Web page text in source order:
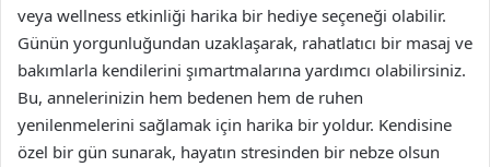
veya wellness etkinliği harika bir hediye seçeneği olabilir.
Günün yorgunluğundan uzaklaşarak, rahatlatıcı bir masaj ve
bakımlarla kendilerini şımartmalarına yardımcı olabilirsiniz.
Bu, annelerinizin hem bedenen hem de ruhen
yenilenmelerini sağlamak için harika bir yoldur. Kendisine
özel bir gün sunarak, hayatın stresinden bir nebze olsun